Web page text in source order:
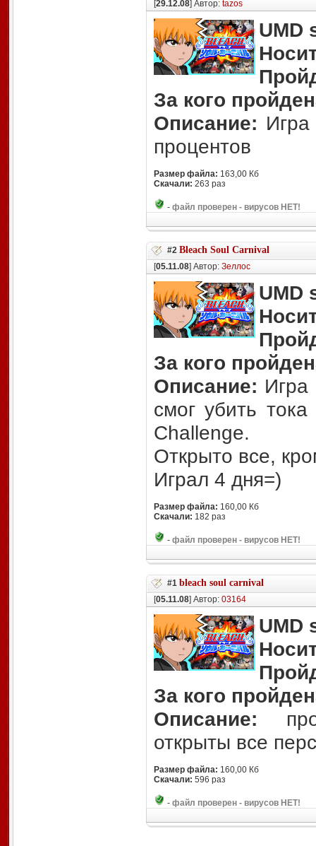
[29.12.08] Автор: tazos
UMD
За кого
Описание:
процентов
Размер файла: 163,00 Кб
Скачали: 263 раз
- файл проверен - вирусов НЕТ!
#2 Bleach Soul Carnival
[05.11.08] Автор: Зеллос
UMD
За кого
Описание: Игра
смог убить
Challenge.
Открыто все,
Играл 4 дня=)
Размер файла: 160,00 Кб
Скачали: 182 раз
- файл проверен - вирусов НЕТ!
#1 bleach soul carnival
[05.11.08] Автор: 03164
UMD
За кого
Описание:
открыты все
Размер файла: 160,00 Кб
Скачали: 596 раз
- файл проверен - вирусов НЕТ!